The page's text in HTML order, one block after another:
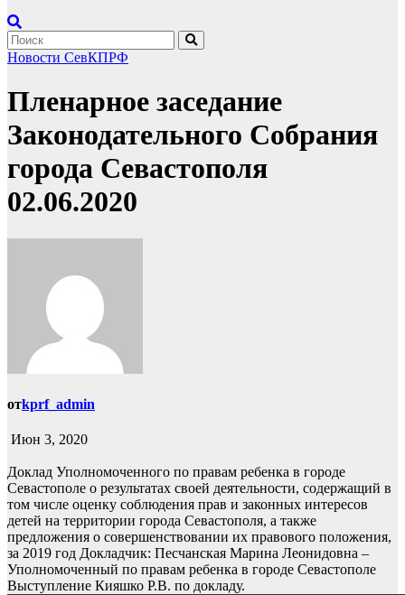
Новости СевКПРФ
Пленарное заседание
Законодательного Собрания
города Севастополя
02.06.2020
отkprf_admin
Июн 3, 2020
Доклад Уполномоченного по правам ребенка в городе
Севастополе о результатах своей деятельности, содержащий в
том числе оценку соблюдения прав и законных интересов
детей на территории города Севастополя, а также
предложения о совершенствовании их правового положения,
за 2019 год Докладчик: Песчанская Марина Леонидовна –
Уполномоченный по правам ребенка в городе Севастополе
Выступление Кияшко Р.В. по докладу.